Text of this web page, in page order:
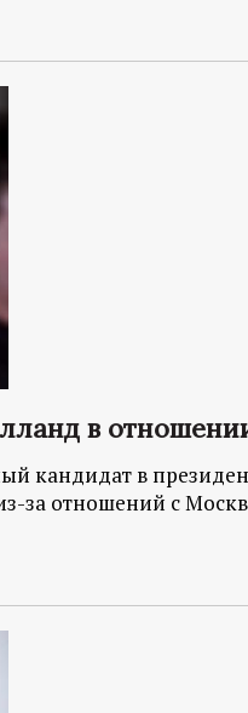
в
кандидат в
за отношений с